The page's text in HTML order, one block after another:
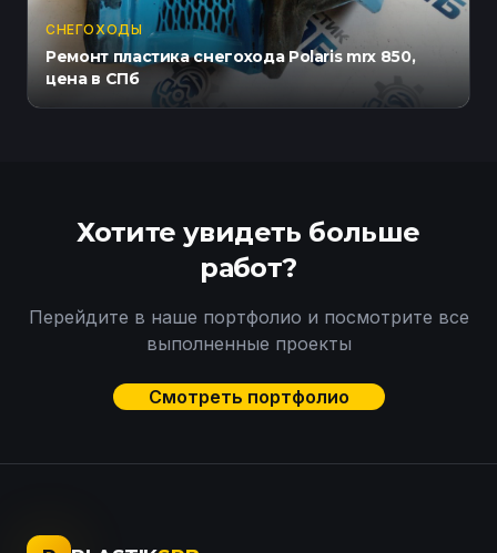
СНЕГОХОДЫ
Ремонт пластика снегохода Polaris mrx 850,
цена в СПб
Хотите увидеть больше
работ?
Перейдите в наше портфолио и посмотрите все
выполненные проекты
Смотреть портфолио